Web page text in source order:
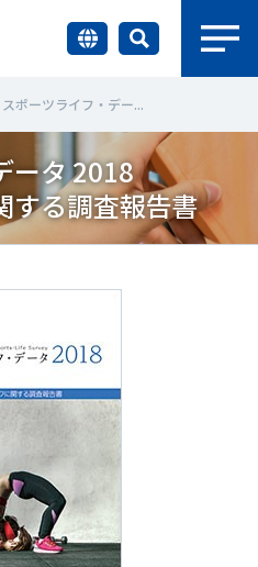
情報
員紹介
・研究
づくり
情報
学ぶ
ース
い合わせ・お申し込み
か ＃部活動
日本人の身体活動と健康寿命
基本計画 ＃競技人口
イバーシティ
研究
スポーツライフ・デー...
ータ 2018
する調査報告書